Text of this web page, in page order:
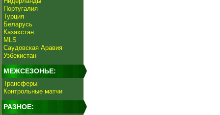
Португалия
Турция
Беларусь
Казахстан
MLS
Саудовская Аравия
Узбекистан
МЕЖСЕЗОНЬЕ:
Трансферы
Контрольные матчи
РАЗНОЕ: